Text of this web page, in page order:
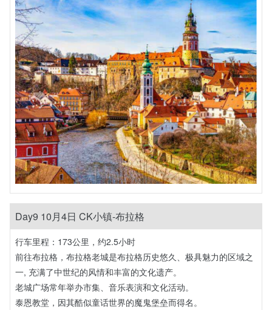
Day9 10月4日 CK小镇-布拉格
行车里程：173公里，约2.5小时
前往布拉格，布拉格老城是布拉格历史悠久、极具魅力的区域之
一, 充满了中世纪的风情和丰富的文化遗产。
老城广场常年举办市集、音乐表演和文化活动。
泰恩教堂，因其酷似童话世界的魔鬼堡垒而得名。